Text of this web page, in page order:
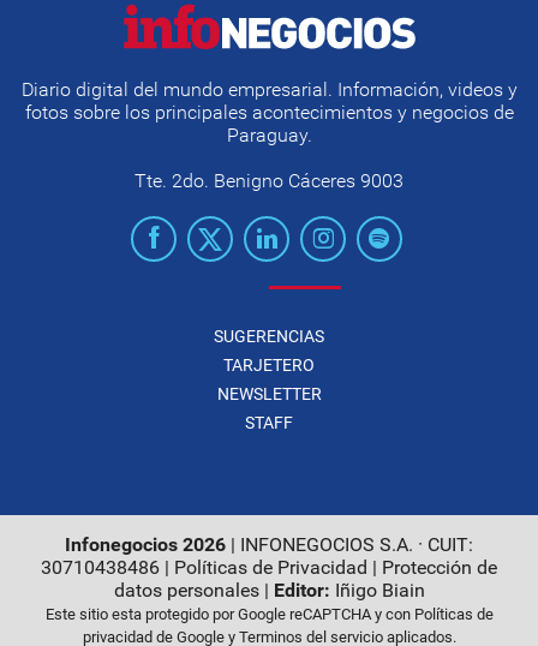
Diario digital del mundo empresarial. Información, videos y
fotos sobre los principales acontecimientos y negocios de
Paraguay.
Tte. 2do. Benigno Cáceres 9003
SUGERENCIAS
TARJETERO
NEWSLETTER
STAFF
Infonegocios 2026 | INFONEGOCIOS S.A. · CUIT:
30710438486 | Políticas de Privacidad | Protección de
datos personales| Editor: Iñigo Biain
Este sitio esta protegido por Google reCAPTCHA y con Políticas de
privacidad de Googley Terminos del servicioaplicados.